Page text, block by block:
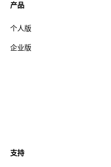
产品
个人版
企业版
支持